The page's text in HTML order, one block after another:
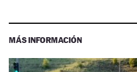
MÁS INFORMACIÓN